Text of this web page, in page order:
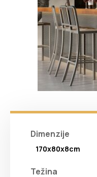
Dimenzije
170x80x8cm
Težina